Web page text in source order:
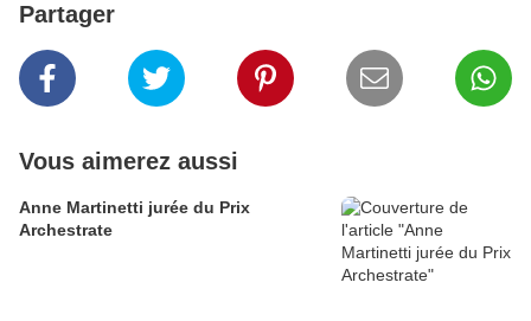
Partager
Vous aimerez aussi
Anne Martinetti jurée du Prix
Archestrate